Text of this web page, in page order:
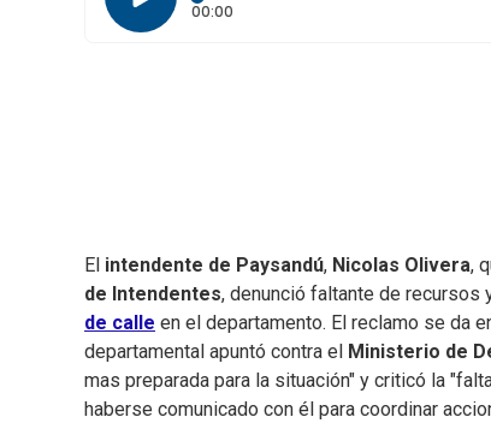
00:00
El intendente de Paysandú, Nicolas Olivera,
de Intendentes, denunció faltante de recursos
de calle en el departamento. El reclamo se da
departamental apuntó contra el
Ministerio de
mas preparada para la situación" y criticó la
haberse comunicado con él para coordinar